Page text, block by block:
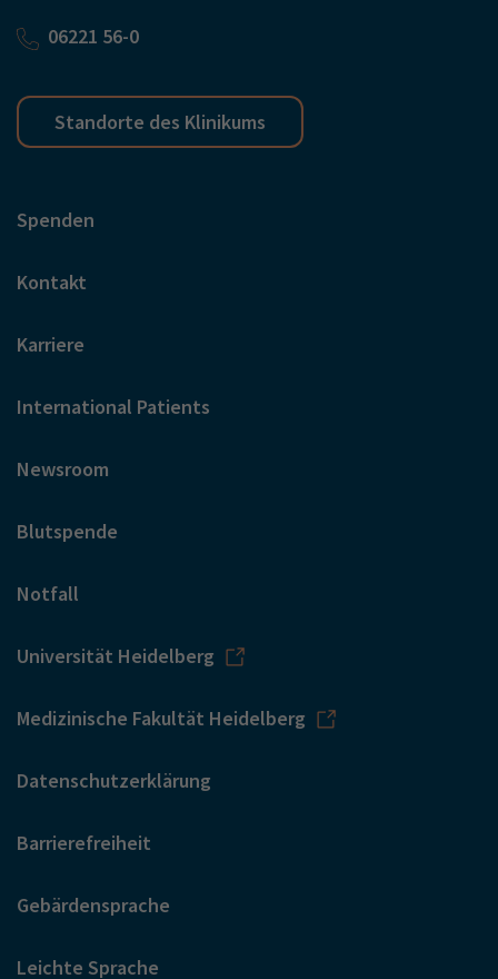
06221 56-0
Standorte des Klinikums
Spenden
Kontakt
Karriere
International Patients
Newsroom
Blutspende
Notfall
Universität Heidelberg
Medizinische Fakultät Heidelberg
Datenschutzerklärung
Barrierefreiheit
Gebärdensprache
Leichte Sprache